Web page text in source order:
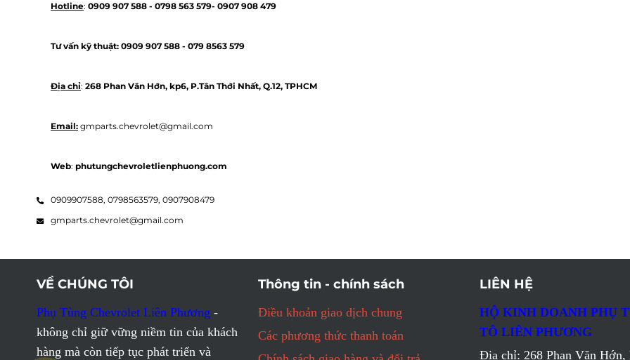
Hotline: 0909 907 588 - 0798 563 579- 0907 908 479
Tư vấn kỹ thuật: 0909 907 588 - 079 8563 579
Địa chỉ: 268 Phan Văn Hớn, kp6, P.Tân Thới Nhất, Q.12, TPHCM
Email: gmparts.chevrolet@gmail.com
Web: phutungchevroletlienphuong.com
0909907588, 0798563579, 0907908479
gmparts.chevrolet@gmail.com
VỀ CHÚNG TÔI
Phụ Tùng Chevrolet Liên Phương -
không chỉ giữ vững niềm tin của khách
hàng mà còn tiếp tục phát triển và
Thông tin - chính sách
Điều khoản giao dịch chung
Các phương thức thanh toán
LIÊN HỆ
HỘ KINH DOANH PHỤ
TÔ LIÊN PHƯƠNG
Địa chỉ: 268 Phan Văn Hớn,